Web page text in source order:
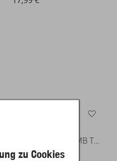
zu Cookies